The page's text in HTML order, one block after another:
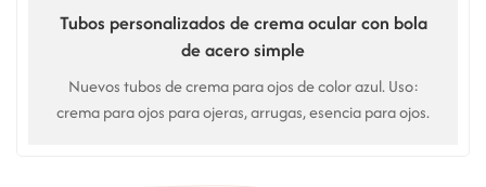
Tubos personalizados de crema ocular con bola
de acero simple
Nuevos tubos de crema para ojos de color azul. Uso:
crema para ojos para ojeras, arrugas, esencia para ojos.